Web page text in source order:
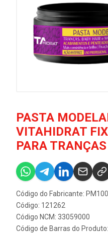
PASTA
VITAHIDRAT
PARA
Código do Fabricante:
Código: 121262
Código NCM: 33059000
Código de Barras do